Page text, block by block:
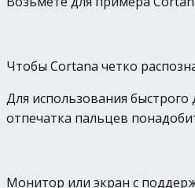
Чтобы Cortana четко
Для использования
отпечатка пальцев
Монитор или экран с